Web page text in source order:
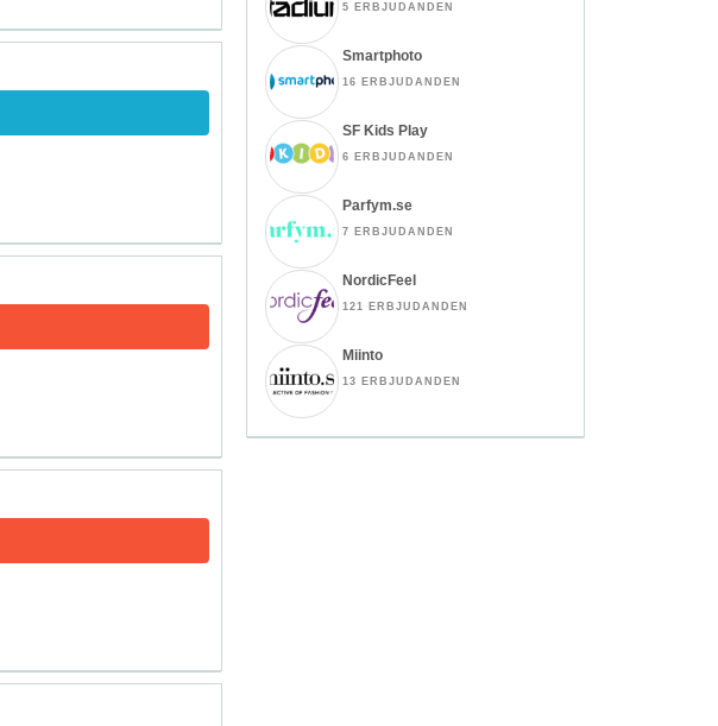
5 ERBJUDANDEN
Smartphoto
16 ERBJUDANDEN
SF Kids Play
6 ERBJUDANDEN
Parfym.se
7 ERBJUDANDEN
NordicFeel
121 ERBJUDANDEN
Miinto
13 ERBJUDANDEN